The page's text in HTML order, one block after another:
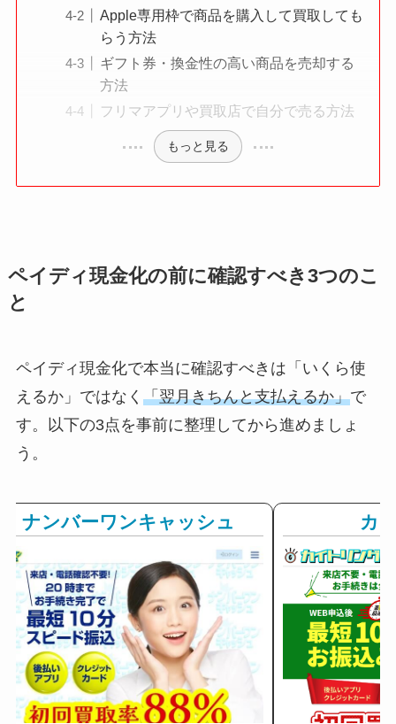
Apple専用枠で商品を購入して買取しても
らう方法
ギフト券・換金性の高い商品を売却する
方法
フリマアプリや買取店で自分で売る方法
もっと見る
ペイディ現金化の前に確認すべき3つのこ
と
ペイディ現金化で本当に確認すべきは「いくら使
えるか」ではなく 「翌月きちんと支払えるか」で
す。以下の3点を事前に整理してから進めましょ
う。
ナンバーワンキャッシュ カ